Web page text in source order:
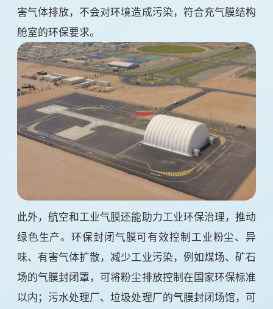
害气体排放，不会对环境造成污染，符合充气膜结构
舱室的环保要求。
此外，航空和工业气膜还能助力工业环保治理，推动
绿色生产。环保封闭气膜可有效控制工业粉尘、异
味、有害气体扩散，减少工业污染，例如煤场、矿石
场的气膜封闭罩，可将粉尘排放控制在国家环保标准
以内；污水处理厂、垃圾处理厂的气膜封闭场馆，可